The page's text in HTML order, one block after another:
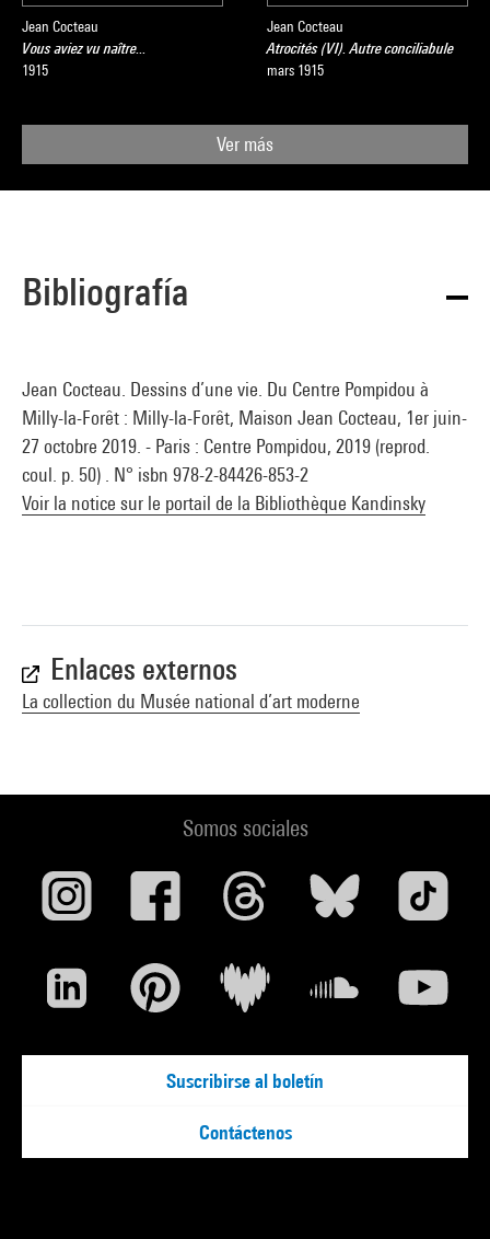
Jean Cocteau
Vous aviez vu naître...
1915
Jean Cocteau
Atrocités (VI). Autre conciliabule
mars 1915
Ver más
Bibliografía
Jean Cocteau. Dessins d’une vie. Du Centre Pompidou à
Milly-la-Forêt : Milly-la-Forêt, Maison Jean Cocteau, 1er juin-
27 octobre 2019. - Paris : Centre Pompidou, 2019 (reprod.
coul. p. 50) . N° isbn 978-2-84426-853-2
Voir la notice sur le portail de la Bibliothèque Kandinsky
Enlaces externos
La collection du Musée national d’art moderne
Somos sociales
Suscribirse al boletín
Contáctenos